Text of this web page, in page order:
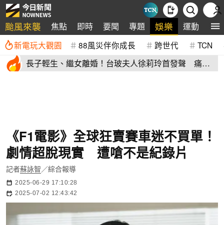
颱風來襲 焦點 即時 要聞 專題 娛樂 運動 全
新電玩大觀園 88風災伴你成長 跨世代 TCN
長子輕生、繼女離婚！台玻夫人徐莉玲首發聲 痛揭
《F1電影》全球狂賣賽車迷不買單！
劇情超脫現實 遭嗆不是紀錄片
記者蘇詠智 ／綜合報導
2025-06-29 17:10:28
2025-07-02 12:43:42